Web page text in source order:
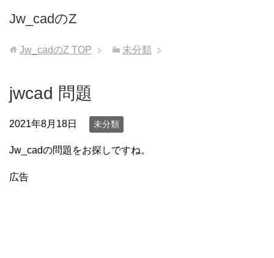
Jw_cadのZ
Jw_cadのZ TOP 未分類
jwcad 問題
2021年8月18日 未分類
Jw_cadの問題をお探しですね。
広告